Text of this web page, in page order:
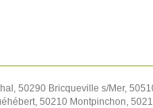
50290 Bricqueville s/Mer,
50210 Montpinchon,